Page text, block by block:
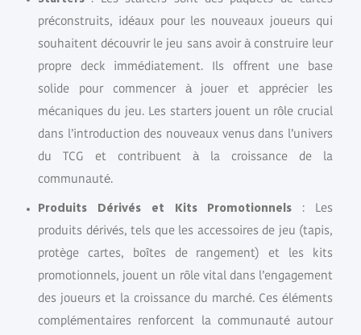
préconstruits, idéaux pour les nouveaux joueurs qui
souhaitent découvrir le jeu sans avoir à construire leur
propre deck immédiatement. Ils offrent une base
solide pour commencer à jouer et apprécier les
mécaniques du jeu. Les starters jouent un rôle crucial
dans l’introduction des nouveaux venus dans l’univers
du TCG et contribuent à la croissance de la
communauté.
Produits Dérivés et Kits Promotionnels : Les
produits dérivés, tels que les accessoires de jeu (tapis,
protège cartes, boîtes de rangement) et les kits
promotionnels, jouent un rôle vital dans l’engagement
des joueurs et la croissance du marché. Ces éléments
complémentaires renforcent la communauté autour